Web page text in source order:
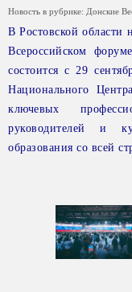
Новость в рубрике: Донские
В Ростовской области
Всероссийском
состоится с 29
Национального
ключевых
руководителей и
образования со всей